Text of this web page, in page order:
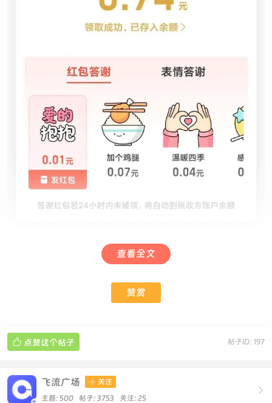
查看全文
赞赏
帖子ID: 197
 点赞这个帖子

飞流广场  关注
主题: 500 帖子: 3753 关注: 25